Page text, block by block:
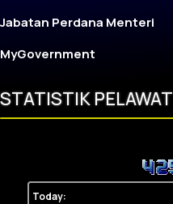
Jabatan Perdana Menteri
MyGovernment
STATISTIK PELAWAT
Today: